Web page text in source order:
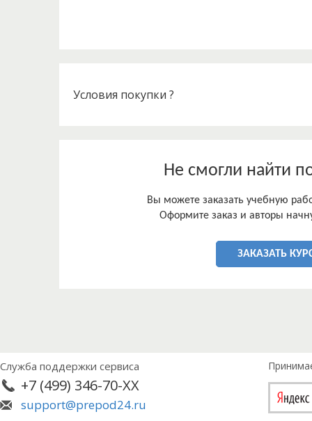
Условия покупки ?
Не смогли найти
Вы можете заказать учебную
Оформите заказ и авторы
ЗАКАЗАТЬ
Служба поддержки сервиса
+7 (499) 346-70-XX
support@prepod24.ru